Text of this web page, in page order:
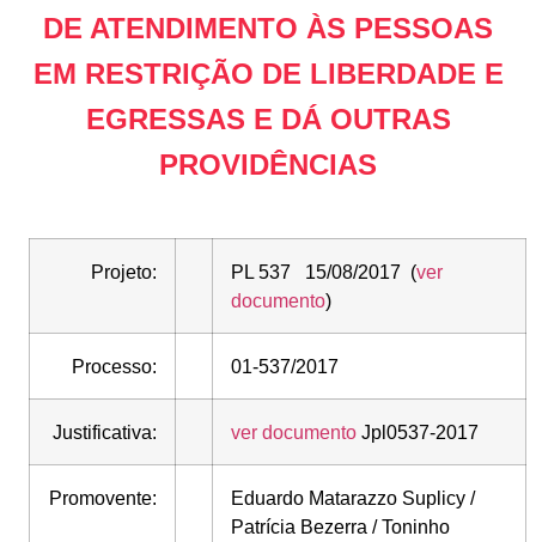
DE ATENDIMENTO ÀS PESSOAS
EM RESTRIÇÃO DE LIBERDADE E
EGRESSAS E DÁ OUTRAS
PROVIDÊNCIAS
Projeto: PL 537 15/08/2017 (ver
documento)
Processo: 01-537/2017
Justificativa: ver documento Jpl0537-2017
Promovente:
Eduardo Matarazzo Suplicy /
Patrícia Bezerra / Toninho